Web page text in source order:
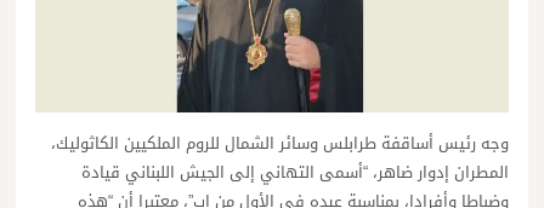
وجه رئيس أساقفة طرابلس وسائر الشمال للروم الملكيين الكاثوليك،
المطران إدوار ضاهر، “أسمى التهاني إلى الجيش اللبناني قيادة
وضباطا وأفرادا، بمناسبة عيده في الأول من اب”، معتبرا أن “هذه